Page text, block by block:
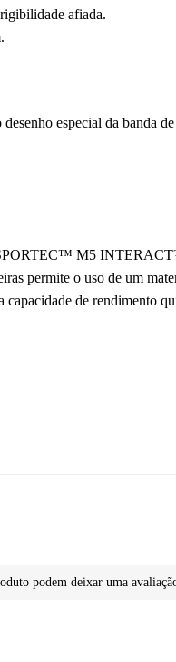
afiada.
especial da banda
SPORTEC™ M5
permite o uso de um
capacidade de rendimento
podem deixar uma